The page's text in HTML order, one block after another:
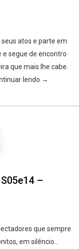
atos e parte em
e segue de encontro
que mais lhe cabe.
lendo →
–
que sempre
em silêncio…